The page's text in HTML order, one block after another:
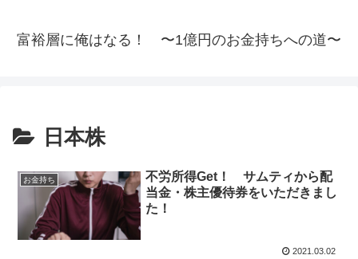
富裕層に俺はなる！ 〜1億円のお金持ちへの道〜
日本株
お金持ち
不労所得Get！ サムティから配
当金・株主優待券をいただきまし
た！
2021.03.02